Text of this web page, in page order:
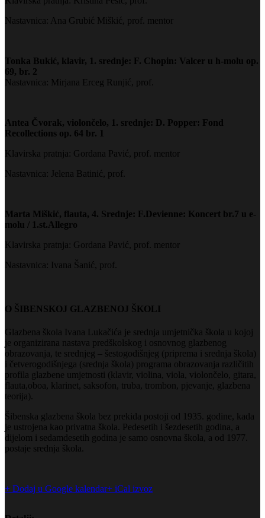
Nastavnica: Ana Grubić Miškić, prof. mentor
Tonka Bukić, klavir, 1. srednje: F. Chopin: Valcer u h-molu op.
69, br. 2
Nastavnica: Mirjana Erceg Runjić, prof.
Antea Čvorak, violončelo, 1. srednje: D. Popper: Fond
Recollections op. 64 br. 1
Klavirska pratnja: Gordana Pavić, prof. mentor
Nastavnica: Jelena Batinić, prof.
Marta Miškić, flauta, 4. Srednje: F.Devienne: Koncert br.7 u e-
molu / 1.st.Allegro
Klavirska pratnja: Gordana Pavić, prof. mentor
Nastavnica: Ivana Šanić, prof.
O ŠIBENSKOJ GLAZBENOJ ŠKOLI
Glazbena škola Ivana Lukačića je srednja umjetnička škola u kojoj
je organizirana nastava predškolskog i osnovnog glazbenog
obrazovanja, te srednjeg – šestogodišnjeg (priprema i srednja škola)
i četverogodišnjega (srednja škola) programa obrazovanja različitih
profila glazbene umjetnosti (klavir, violina, viola, violončelo, gitara,
flauta,oboa, klarinet, saksofon, truba, trombon, pjevanje, glazbena
teorija).
Šibenska glazbena škola bez prekida postoji od 1935. godine, kada
je ustrojena kao privatna škola. Pedesetih i šezdesetih godina, a
dijelom i sedamdesetih godina je samo osnovna škola, a od 1977.
postaje srednja škola.
+ Dodaj u Google kalendar+ iCal izvoz